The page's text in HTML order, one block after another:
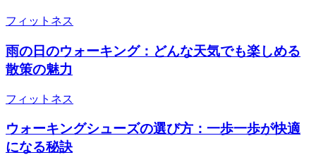
フィットネス
雨の日のウォーキング：どんな天気でも楽しめる
散策の魅力
フィットネス
ウォーキングシューズの選び方：一歩一歩が快適
になる秘訣